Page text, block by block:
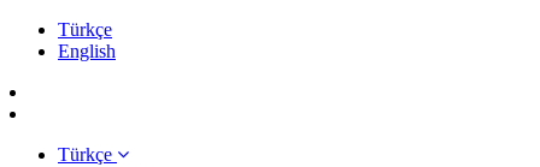
Türkçe
English
Türkçe